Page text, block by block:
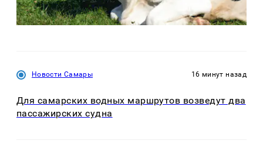
Новости Самары 16 минут назад
Для самарских водных маршрутов возведут два
пассажирских судна